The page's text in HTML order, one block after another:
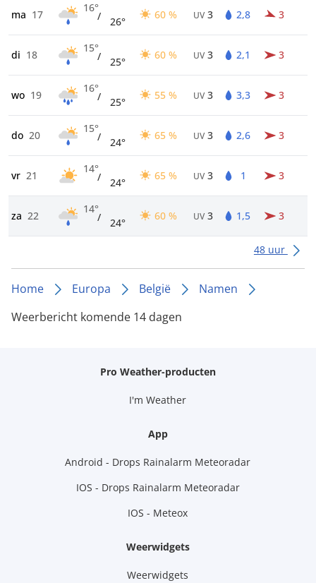
ma 17
16°
/ 26°
60 % UV 3 2,8 3
di 18
15°
/ 25°
60 % UV 3 2,1 3
wo 19
16°
/ 25°
55 % UV 3 3,3 3
do 20
15°
/ 24°
65 % UV 3 2,6 3
vr 21
14°
/ 24°
65 % UV 3 1 3
za 22
14°
/ 24°
60 % UV 3 1,5 3
48 uur
Home Europa België
Namen
Weerbericht komende 14 dagen
Pro Weather-producten
I'm Weather
App
Android - Drops Rainalarm Meteoradar
IOS - Drops Rainalarm Meteoradar
IOS - Meteox
Weerwidgets
Weerwidgets